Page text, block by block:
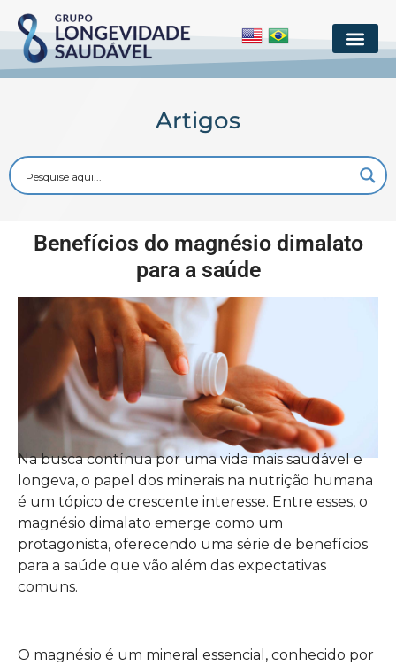
Artigos
Benefícios do magnésio dimalato
para a saúde
Na busca contínua por uma vida mais saudável e
longeva, o papel dos minerais na nutrição humana
é um tópico de crescente interesse. Entre esses, o
magnésio dimalato emerge como um
protagonista, oferecendo uma série de benefícios
para a saúde que vão além das expectativas
comuns.
O magnésio é um mineral essencial, conhecido por